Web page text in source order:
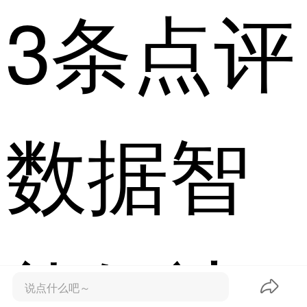
3条点评
数据智
说点什么吧～